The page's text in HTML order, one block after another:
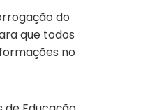
do
que todos
no